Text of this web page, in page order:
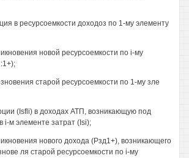
в ресурсоемкости доходоз по 1-му элементу
новой ресурсоемкости по i-му
старой ресурсоемкости по 1-му зле
(Isfli) в доходах АТП, возникающую под
i-м элементе затрат (Isi);
нового дохода (Рзд1+), возникающего
ля старой ресурсоемкости по i-му